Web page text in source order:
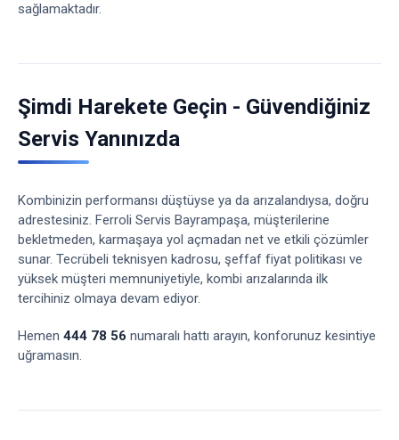
sağlamaktadır.
Şimdi Harekete Geçin - Güvendiğiniz
Servis Yanınızda
Kombinizin performansı düştüyse ya da arızalandıysa, doğru
adrestesiniz. Ferroli Servis Bayrampaşa, müşterilerine
bekletmeden, karmaşaya yol açmadan net ve etkili çözümler
sunar. Tecrübeli teknisyen kadrosu, şeffaf fiyat politikası ve
yüksek müşteri memnuniyetiyle, kombi arızalarında ilk
tercihiniz olmaya devam ediyor.
Hemen 444 78 56 numaralı hattı arayın, konforunuz kesintiye
uğramasın.